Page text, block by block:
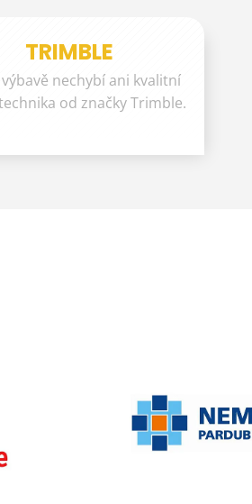
TRIMBLE
nechybí ani kvalitní
od značky Trimble.